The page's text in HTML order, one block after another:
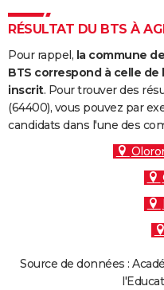
Carte de Noël
Carte Bonne année
Carte Saint-Valentin
Carte Pâques
Carte d'anniversaire
DICTIONNAIRE
Dictionnaire
Biographies
Citations
Expressions
Proverbes
PROGRAMME TV
COPAINS D'AVANT
S'inscrire
Se connecter
Lycées
Collèges
Primaires
Universités
Entreprises
Service militaire
Avis de recherche
AVIS DE DÉCÈS
RÉSULTAT DU BTS À
Pour rappel, la commune
BTS correspond à celle
inscrit. Pour trouver des
(64400), vous pouvez par
candidats dans l'une des
Source de données :